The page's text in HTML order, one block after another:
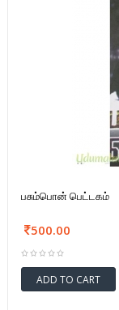
பசும்பொன் பெட்டகம்
500.00
ADD TO CART